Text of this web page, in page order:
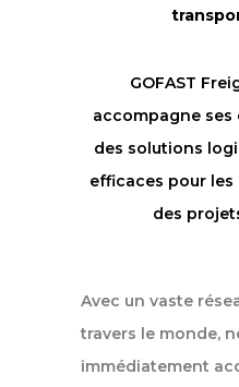
GOFAST
accompagne
des solutions
efficaces pour
des
Avec un vaste
travers le monde,
immédiatement